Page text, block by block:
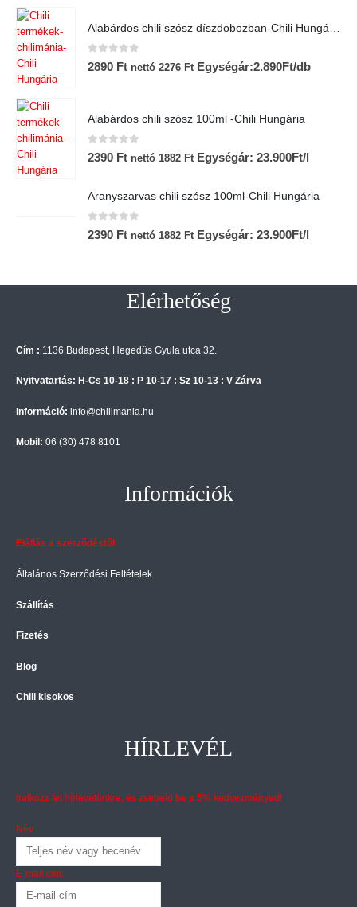
Alabárdos chili szósz díszdobozban-Chili Hungária
0az 5-ből
2890 Ft nettó 2276 Ft Egységár:2.890Ft/db
Alabárdos chili szósz 100ml -Chili Hungária
0az 5-ből
2390 Ft nettó 1882 Ft Egységár: 23.900Ft/l
Aranyszarvas chili szósz 100ml-Chili Hungária
0az 5-ből
2390 Ft nettó 1882 Ft Egységár: 23.900Ft/l
Elérhetőség
Cím : 1136 Budapest, Hegedűs Gyula utca 32.
Nyitvatartás: H-Cs 10-18 : P 10-17 : Sz 10-13 : V Zárva
Információ: info@chilimania.hu
Mobil: 06 (30) 478 8101
Információk
Elállás a szerződéstől
Általános Szerződési Feltételek
Szállítás
Fizetés
Blog
Chili kisokos
HÍRLEVÉL
Iratkozz fel hírlevelünkre, és zsebeld be a 5% kedvezményed!
Név:
E-mail cím: